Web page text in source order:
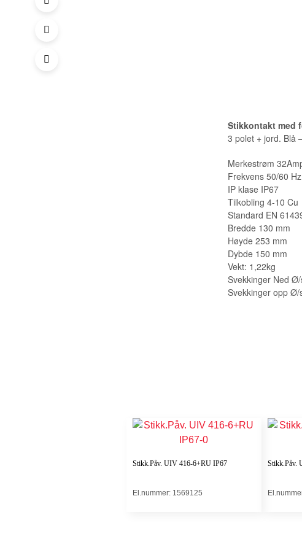
Stikkontakt med
3 polet + jord. Blå
Merkestrøm
Frekvens 50/60 Hz
IP klase IP67
Tilkobling 4-10 Cu
Standard EN
Bredde 130 mm
Høyde 253 mm
Dybde 150 mm
Vekt: 1,22kg
Svekkinger Ned
Svekkinger opp
Stikk.Påv. UIV 416-6+RU IP67
El.nummer: 1569125
Stikk.Påv.